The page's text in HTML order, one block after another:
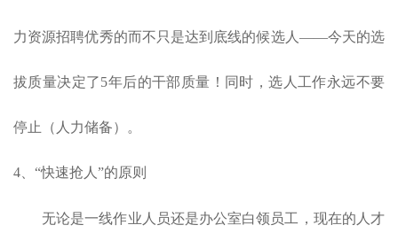
力资源招聘优秀的而不只是达到底线的候选人——今天的选
拔质量决定了5年后的干部质量！同时，选人工作永远不要
停止（人力储备）。
4、“快速抢人”的原则
无论是一线作业人员还是办公室白领员工，现在的人才